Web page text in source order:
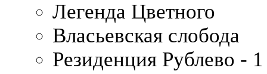
Легенда Цветного
Власьевская слобода
Резиденция Рублево - 1